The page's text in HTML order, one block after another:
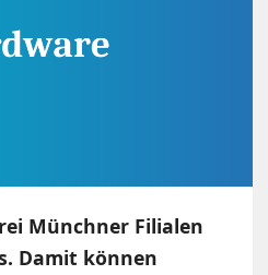
Münchner Filialen
Damit können